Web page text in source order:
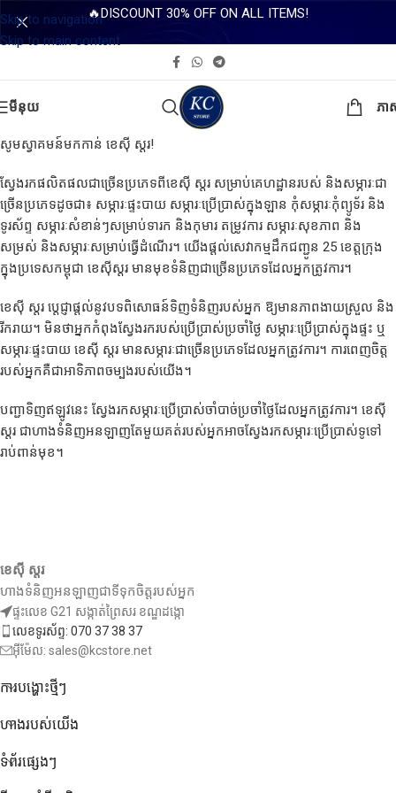
Skip to navigation
Skip to main content
🔥DISCOUNT 30% OFF ON ALL ITEMS!
មីនុយ ភា
សូមស្វាគមន៍មកកាន់ ខេស៊ី ស្តរ!
ស្វែងរកផលិតផលជាច្រើនប្រភេទពីខេស៊ី ស្តរ សម្រាប់គេហដ្ឋានរបស់ និងសម្ភារៈជា
ច្រើនប្រភេទដូចជា៖ សម្ភារៈផ្ទះបាយ សម្ភារៈប្រើប្រាស់ក្នុងឡាន កុំសម្ភារៈកុំព្យូទ័រ និង
ទូរស័ព្ទ សម្ភារៈសំខាន់ៗសម្រាប់ទារក និងកុមារ តម្រូវការ សម្ភារៈសុខភាព និង
សម្រស់ និងសម្ភារៈសម្រាប់ធ្វើដំណើរ។ យើងផ្ដល់សេវាកម្មដឹកជញ្ជូន 25 ខេត្តក្រុង
ក្នុងប្រទេសកម្ពុជា ខេស៊ីស្តរ មានមុខទំនិញជាច្រើនប្រភេទដែលអ្នកត្រូវការ។
ខេស៊ី ស្តរ ប្តេជ្ញាផ្ដល់នូវបទពិសោធន៍ទិញទំនិញរបស់អ្នក ឱ្យមានភាពងាយស្រួល និង
រីករាយ។ មិន​ថា​អ្នក​កំពុង​ស្វែង​រក​របស់ប្រើប្រាស់ប្រចាំ​ថ្ងៃ សម្ភារៈប្រើប្រាស់ក្នុងផ្ទះ ឬ
សម្ភារៈផ្ទះបាយ ខេស៊ី ស្តរ មានសម្ភារៈជាច្រើនប្រភេទដែលអ្នកត្រូវការ។ ការពេញចិត្ត
របស់អ្នកគឺជាអាទិភាពចម្បងរបស់យើង។
បញ្ជាទិញឥឡូវនេះ ស្វែងរកសម្ភារៈប្រើប្រាស់ចាំបាច់ប្រចាំថ្ងៃដែលអ្នកត្រូវការ។ ខេស៊ី
ស្តរ ជាហាងទំនិញអនឡាញតែមួយគត់របស់អ្នកអាចស្វែងរកសម្ភារៈប្រើប្រាស់ទូទៅ
រាប់ពាន់មុខ។
ខេស៊ី ស្តរ
ហាងទំនិញអនឡាញជាទីទុកចិត្តរបស់អ្នក
ផ្ទះលេខ G21 សង្កាត់ព្រៃសរ ខណ្ឌដង្កោ
លេខទូរស័ព្ទ: 070 37 38 37
អ៊ីម៉ែល: sales@kcstore.net
ការបង្ហោះថ្មីៗ
ហាងរបស់យើង
ទំព័រផ្សេងៗ